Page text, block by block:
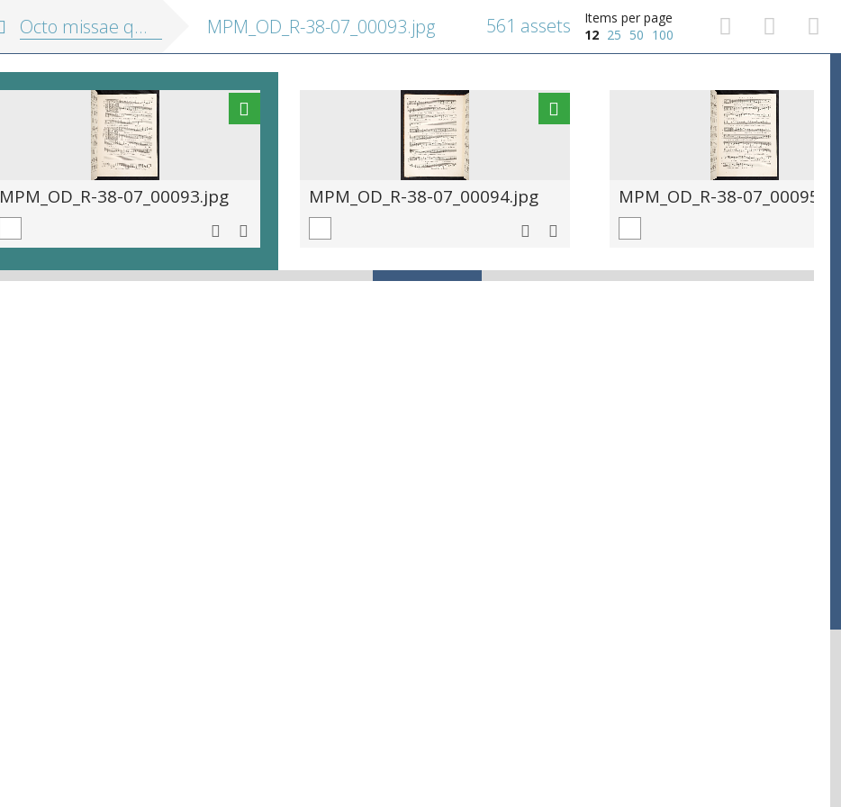
Octo missae quinque, sex et septem vocum MPM_OD_R-38-07_00093.jpg
Items per page
12 25 50 100
561 assets
MPM_OD_R-38-07_00093.jpg MPM_OD_R-38-07_00094.jpg MPM_OD_R-38-